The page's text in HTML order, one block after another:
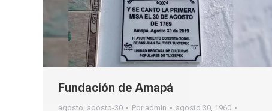
Fundación de Amapá
agosto agosto-30 Por admin
agosto 30, 1960